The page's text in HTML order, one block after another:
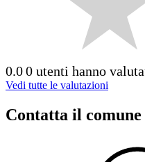
0.00 utenti hanno
Vedi tutte le valutazioni
Contatta il comune